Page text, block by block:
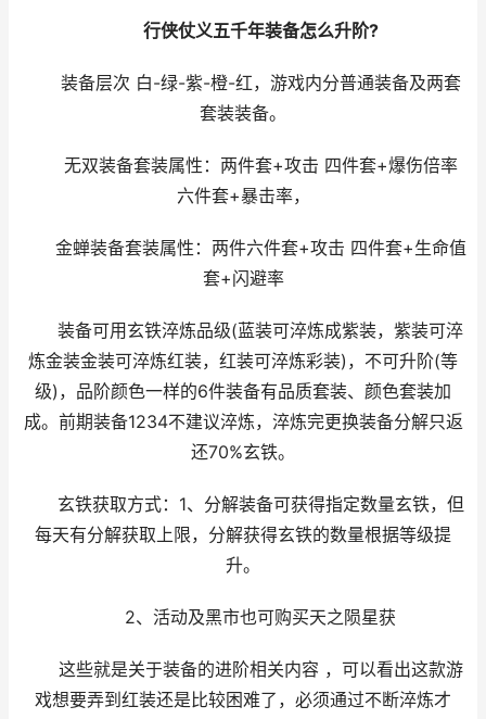
行侠仗义五千年装备怎么升阶?
装备层次 白-绿-紫-橙-红，游戏内分普通装备及两套
套装装备。
无双装备套装属性：两件套+攻击 四件套+爆伤倍率
六件套+暴击率，
金蝉装备套装属性：两件六件套+攻击 四件套+生命值
套+闪避率
装备可用玄铁淬炼品级(蓝装可淬炼成紫装，紫装可淬
炼金装金装可淬炼红装，红装可淬炼彩装)，不可升阶(等
级)，品阶颜色一样的6件装备有品质套装、颜色套装加
成。前期装备1234不建议淬炼，淬炼完更换装备分解只返
还70%玄铁。
玄铁获取方式：1、分解装备可获得指定数量玄铁，但
每天有分解获取上限，分解获得玄铁的数量根据等级提
升。
2、活动及黑市也可购买天之陨星获
这些就是关于装备的进阶相关内容 ，可以看出这款游
戏想要弄到红装还是比较困难了，必须通过不断淬炼才